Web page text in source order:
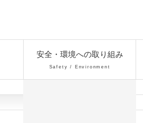
安全・環境への取り組み
Safety / Environment